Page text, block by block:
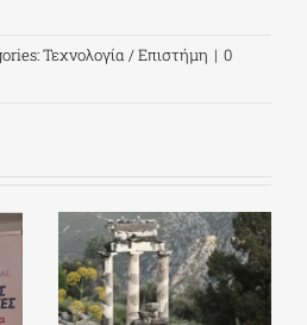
Τεχνολογία / Επιστήμη | 0